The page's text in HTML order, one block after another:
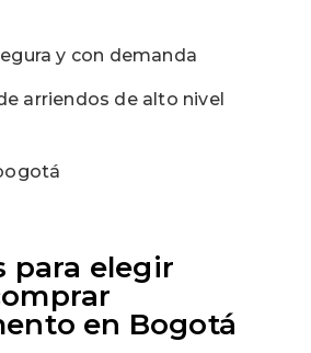
y con demanda
arriendos de alto nivel
para elegir
en Bogotá